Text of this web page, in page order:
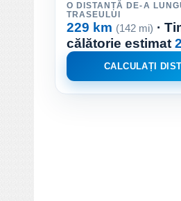
O DISTANȚĂ DE-A
TRASEULUI
229 km (142 mi) ·
călătorie estimat
CALCULAȚI